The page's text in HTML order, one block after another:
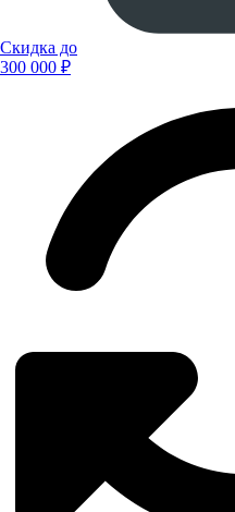
Скидка до
300 000 ₽